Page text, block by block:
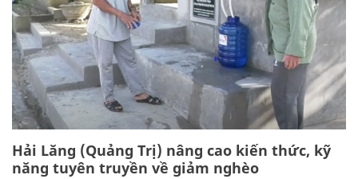
Hải Lăng (Quảng Trị) nâng cao kiến thức, kỹ
năng tuyên truyền về giảm nghèo